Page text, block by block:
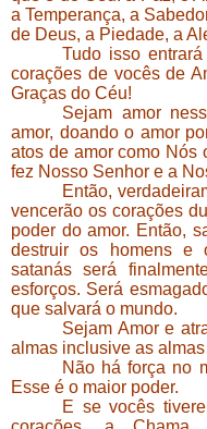
a Temperança, a
de Deus, a Piedade, a
Tudo isso
corações de vocês de
Graças do Céu!
Sejam amor
amor, doando o amor
atos de amor como Nós
fez Nosso Senhor e a
Então,
vencerão os corações
poder do amor. Então,
destruir os homens e
satanás será
esforços. Será
que salvará o mundo.
Sejam Amor e
almas inclusive as
Não há força no
Esse é o maior poder.
E se vocês